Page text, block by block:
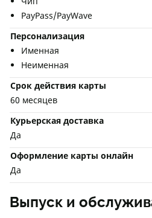
PayPass/PayWave
Персонализация
Именная
Неименная
Срок действия карты
60 месяцев
Курьерская доставка
Да
Оформление карты онлайн
Да
Выпуск и